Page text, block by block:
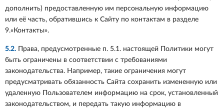
дополнить) предоставленную им персональную информацию
или её часть, обратившись к Сайту по контактам в разделе
9.«Контакты».
5.2. Права, предусмотренные п. 5.1. настоящей Политики могут
быть ограничены в соответствии с требованиями
законодательства. Например, такие ограничения могут
предусматривать обязанность Сайта сохранить измененную или
удаленную Пользователем информацию на срок, установленный
законодательством, и передать такую информацию в